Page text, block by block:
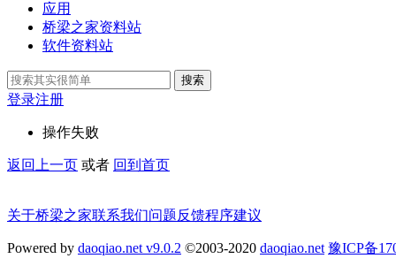
应用
桥梁之家资料站
软件资料站
搜索
登录注册
操作失败
返回上一页 或者 回到首页
关于桥梁之家联系我们问题反馈程序建议
Powered by daoqiao.net v9.0.2 ©2003-2020 daoqiao.net 豫ICP备